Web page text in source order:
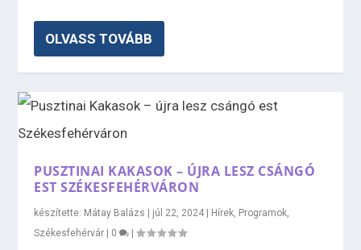
OLVASS TOVÁBB
PUSZTINAI KAKASOK – ÚJRA LESZ CSÁNGÓ
EST SZÉKESFEHÉRVÁRON
készítette: Mátay Balázs júl 22, 2024 Hírek, Programok,
Székesfehérvár
0 |